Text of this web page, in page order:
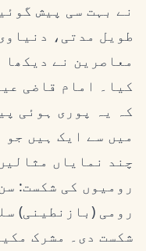
نے بہت سی پیش
طویل مدتی،
معاصرین نے
کیا۔ امام قاضی
کہ یہ پوری ہوئی
میں سے ایک ہیں جو
چند نمایاں
رومی (بازنطینی)
شکست دی۔ مشرک